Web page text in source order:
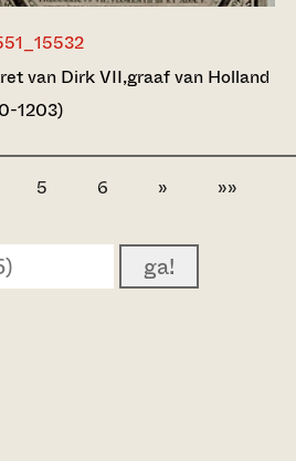
van Dirk VII,graaf van Holland
1203)
5 6 » »»
ga!